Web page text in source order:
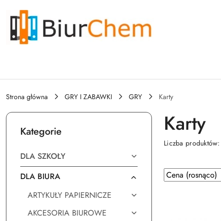
Przejdź do treści głównej
Przejdź do wyszukiwarki
Przejdź do moje konto
Przejdź do menu głównego
Przejdź do stopki
Strona główna GRY I ZABAWKI GRY Karty
Kategorie
DLA SZKOŁY
DLA BIURA
ARTYKUŁY PAPIERNICZE
AKCESORIA BIUROWE
Karty
Liczba
Zastosowano
sortowanie:
Sortuj
według